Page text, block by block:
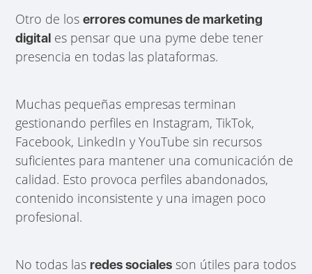
Otro de loserrores comunes de marketing
digital es pensar que una pyme debe tener
presencia en todas las plataformas.
Muchas pequeñas empresas terminan
gestionando perfiles en Instagram, TikTok,
Facebook, LinkedIn y YouTube sin recursos
suficientes para mantener una comunicación de
calidad. Esto provoca perfiles abandonados,
contenido inconsistente y una imagen poco
profesional.
No todas lasredes sociales son útiles para todos